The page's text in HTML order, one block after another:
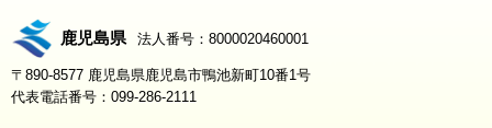
鹿児島県 法人番号：8000020460001
〒890-8577 鹿児島県鹿児島市鴨池新町10番1号
代表電話番号：099-286-2111